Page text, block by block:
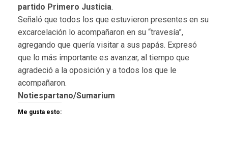
partido Primero Justicia.
Señaló que todos los que estuvieron presentes en su
excarcelación lo acompañaron en su “travesía”,
agregando que quería visitar a sus papás. Expresó
que lo más importante es avanzar, al tiempo que
agradeció a la oposición y a todos los que le
acompañaron.
Notiespartano/Sumarium
Me gusta esto: